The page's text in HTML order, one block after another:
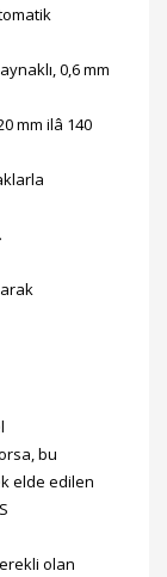
0,6 mm
mm ilâ 140
bu
elde edilen
olan